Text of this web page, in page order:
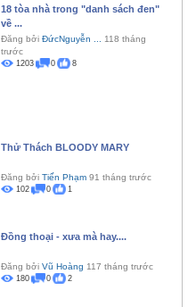
18 tòa nhà trong "danh sách đen"
về ...
Đăng bởi ĐứcNguyễn ...
118 tháng
trước
1203 0 8
Thử Thách BLOODY MARY
Đăng bởi Tiến Phạm 91 tháng trước
102 0 1
Đồng thoại - xưa mà hay....
Đăng bởi Vũ Hoàng 117 tháng trước
180 0 2